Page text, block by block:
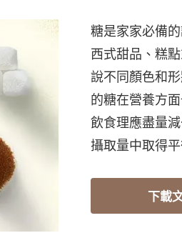
糖是家家必備
西式甜品、糕
說不同顏色和
的糖在營養方
飲食理應盡量
攝取量中取得平
下載